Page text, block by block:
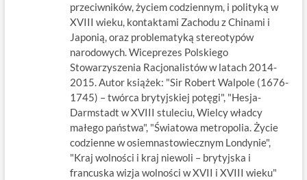
przeciwników, życiem codziennym, i polityką w
XVIII wieku, kontaktami Zachodu z Chinami i
Japonią, oraz problematyką stereotypów
narodowych. Wiceprezes Polskiego
Stowarzyszenia Racjonalistów w latach 2014-
2015. Autor książek: "Sir Robert Walpole (1676-
1745) – twórca brytyjskiej potęgi", "Hesja-
Darmstadt w XVIII stuleciu, Wielcy władcy
małego państwa", "Światowa metropolia. Życie
codzienne w osiemnastowiecznym Londynie",
"Kraj wolności i kraj niewoli – brytyjska i
francuska wizja wolności w XVII i XVIII wieku"